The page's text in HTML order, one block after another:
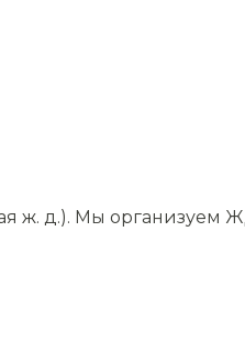
ж. д.). Мы организуем